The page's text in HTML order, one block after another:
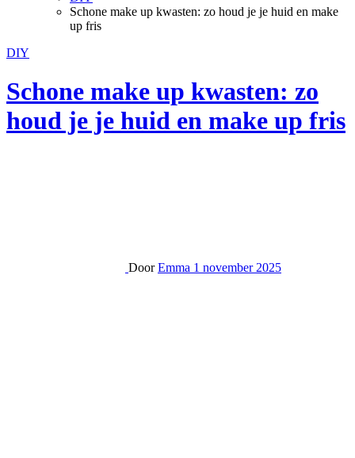
Schone make up kwasten: zo houd je je huid en make
up fris
DIY
Schone make up kwasten: zo
houd je je huid en make up fris
DoorEmma 1 november 2025